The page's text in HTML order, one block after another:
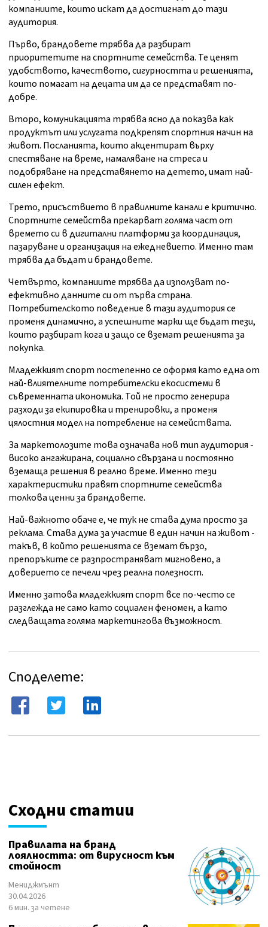
компаниите, които искат да достигнат до тази
аудитория.
Първо, брандовете трябва да разбират
приоритетите на спортните семейства. Те ценят
удобството, качеството, сигурността и решенията,
които помагат на децата им да се представят по-
добре.
Второ, комуникацията трябва ясно да показва как
продуктът или услугата подкрепят спортния начин на
живот. Посланията, които акцентират върху
спестяване на време, намаляване на стреса и
подобряване на представянето на детето, имат най-
силен ефект.
Трето, присъствието в правилните канали е критично.
Спортните семейства прекарват голяма част от
времето си в дигитални платформи за координация,
пазаруване и организация на ежедневието. Именно там
трябва да бъдат и брандовете.
Четвърто, компаниите трябва да използват по-
ефективно данните си от първа страна.
Потребителското поведение в тази аудитория се
променя динамично, а успешните марки ще бъдат тези,
които разбират кога и защо се вземат решенията за
покупка.
Младежкият спорт постепенно се оформя като една от
най-влиятелните потребителски екосистеми в
съвременната икономика. Той не просто генерира
разходи за екипировка и тренировки, а променя
цялостния модел на потребление на семействата.
За маркетолозите това означава нов тип аудитория -
високо ангажирана, социално свързана и постоянно
вземаща решения в реално време. Именно тези
характеристики правят спортните семейства
толкова ценни за брандовете.
Най-важното обаче е, че тук не става дума просто за
реклама. Става дума за участие в един начин на живот -
такъв, в който решенията се вземат бързо,
препоръките се разпространяват мигновено, а
доверието се печели чрез реална полезност.
Именно затова младежкият спорт все по-често се
разглежда не само като социален феномен, а като
следващата голяма маркетингова възможност.
Споделете:
Сходни статии
Правилата на бранд
лоялността: от вирусност към
стойност
Мениджмънт
30.04.2026
6 мин. за четене